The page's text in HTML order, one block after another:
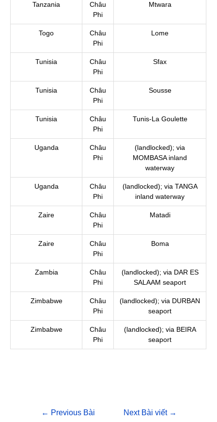
Tanzania
Châu
Phi
Mtwara
Togo
Châu
Phi
Lome
Tunisia
Châu
Phi
Sfax
Tunisia
Châu
Phi
Sousse
Tunisia
Châu
Phi
Tunis-La Goulette
Uganda
Châu
Phi
(landlocked); via
MOMBASA inland
waterway
Uganda
Châu
Phi
(landlocked); via TANGA
inland waterway
Zaire
Châu
Phi
Matadi
Zaire
Châu
Phi
Boma
Zambia
Châu
Phi
(landlocked); via DAR ES
SALAAM seaport
Zimbabwe
Châu
Phi
(landlocked); via DURBAN
seaport
Zimbabwe
Châu
Phi
(landlocked); via BEIRA
seaport
← Previous Bài
Next Bài viết →